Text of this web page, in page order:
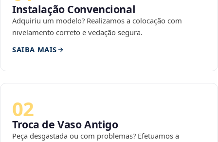
Instalação Convencional
Adquiriu um modelo? Realizamos a colocação com
nivelamento correto e vedação segura.
SAIBA MAIS
02
Troca de Vaso Antigo
Peça desgastada ou com problemas? Efetuamos a